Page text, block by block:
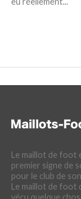
Le maillot de foot
premier signe de
pour le club de
Le maillot de foot
vécu quelque